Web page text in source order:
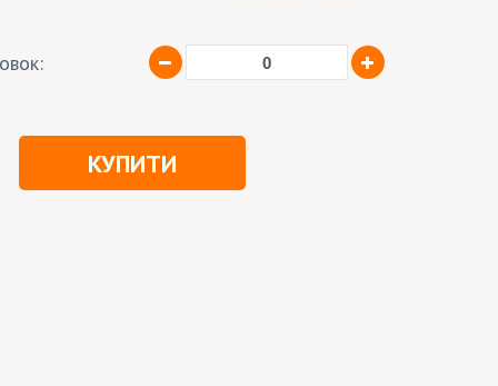
КУПИТИ